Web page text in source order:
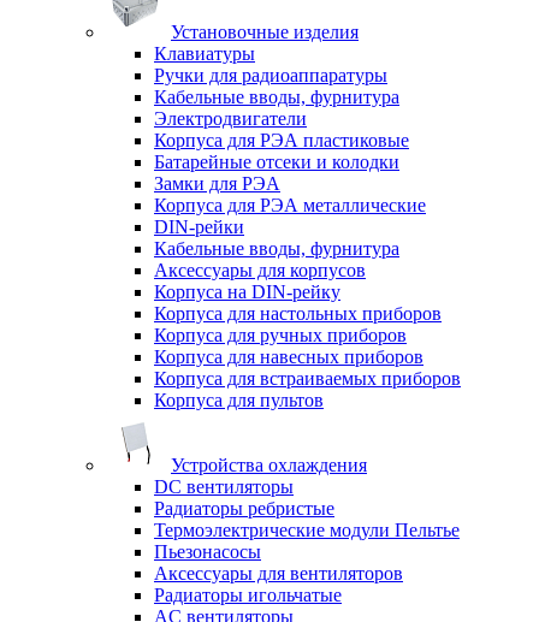
Установочные изделия
Клавиатуры
Ручки для радиоаппаратуры
Кабельные вводы, фурнитура
Электродвигатели
Корпуса для РЭА пластиковые
Батарейные отсеки и колодки
Замки для РЭА
Корпуса для РЭА металлические
DIN-рейки
Кабельные вводы, фурнитура
Аксессуары для корпусов
Корпуса на DIN-рейку
Корпуса для настольных приборов
Корпуса для ручных приборов
Корпуса для навесных приборов
Корпуса для встраиваемых приборов
Корпуса для пультов
Устройства охлаждения
DC вентиляторы
Радиаторы ребристые
Термоэлектрические модули Пельтье
Пьезонасосы
Аксессуары для вентиляторов
Радиаторы игольчатые
AC вентиляторы